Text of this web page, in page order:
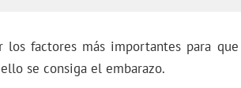
los factores más importantes para
se consiga el embarazo.